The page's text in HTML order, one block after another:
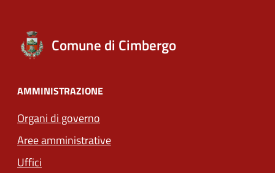
Comune di Cimbergo
AMMINISTRAZIONE
Organi di governo
Aree amministrative
Uffici